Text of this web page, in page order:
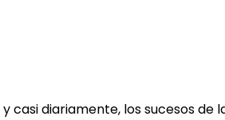
casi diariamente, los sucesos de